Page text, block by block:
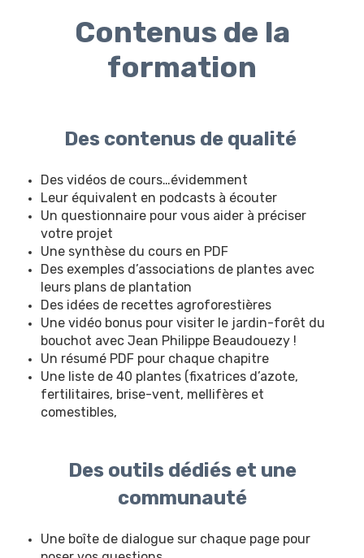
Contenus de la
formation
Des contenus de qualité
Des vidéos de cours…évidemment
Leur équivalent en podcasts à écouter
Un questionnaire pour vous aider à préciser
votre projet
Une synthèse du cours en PDF
Des exemples d’associations de plantes avec
leurs plans de plantation
Des idées de recettes agroforestières
Une vidéo bonus pour visiter le jardin-forêt du
bouchot avec Jean Philippe Beaudouezy !
Un résumé PDF pour chaque chapitre
Une liste de 40 plantes (fixatrices d’azote,
fertilitaires, brise-vent, mellifères et
comestibles,
Des outils dédiés et une
communauté
Une boîte de dialogue sur chaque page pour